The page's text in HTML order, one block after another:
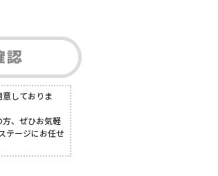
しておりま
、ぜひお気軽
テージにお任せ